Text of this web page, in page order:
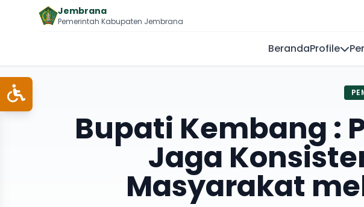
Jembrana
Pemerintah Kabupaten Jembrana
BerandaProfile
Bupati Kembang :
Jaga
Masyarakat